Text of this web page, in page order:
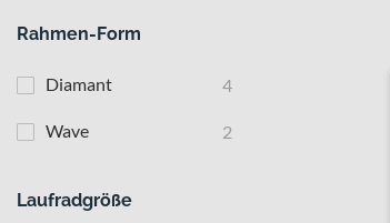
Rahmen-Form
Diamant 4
Wave 2
Laufradgröße